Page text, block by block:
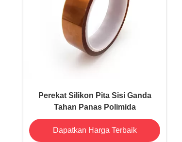
Perekat Silikon Pita Sisi Ganda
Tahan Panas Polimida
Dapatkan Harga Terbaik